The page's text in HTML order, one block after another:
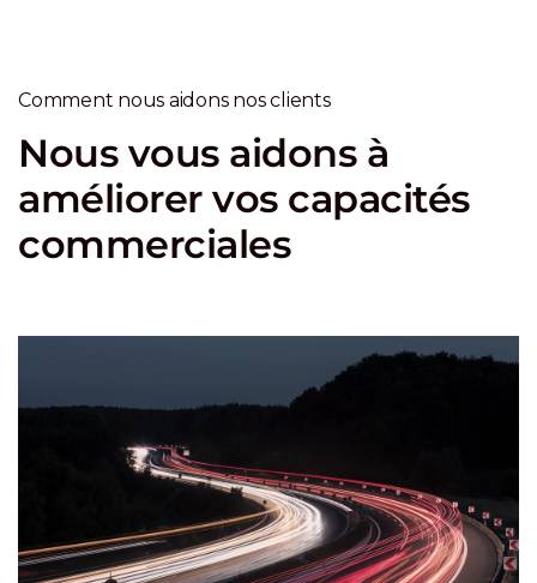
Comment nous aidons nos clients
Nous vous aidons à
améliorer vos capacités
commerciales